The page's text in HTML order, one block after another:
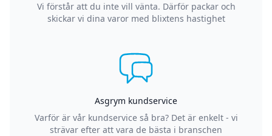
Vi förstår att du inte vill vänta. Därför packar och
skickar vi dina varor med blixtens hastighet
Asgrym kundservice
Varför är vår kundservice så bra? Det är enkelt - vi
strävar efter att vara de bästa i branschen